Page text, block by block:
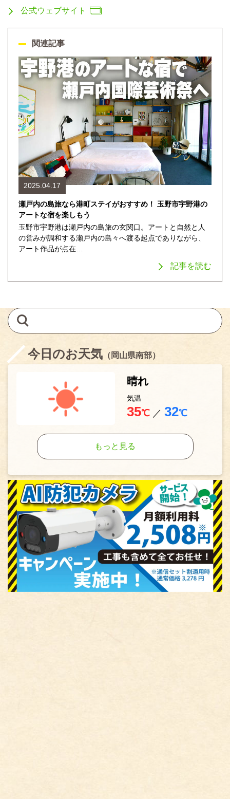
公式ウェブサイト
関連記事
2025.04.17
瀬戸内の島旅なら港町ステイがおすすめ！ 玉野市宇野港の
アートな宿を楽しもう
玉野市宇野港は瀬戸内の島旅の玄関口。アートと自然と人
の営みが調和する瀬戸内の島々へ渡る起点でありながら、
アート作品が点在…
記事を読む
今日のお天気 （岡山県南部）
晴れ
気温
35℃ ／ 32℃
もっと見る